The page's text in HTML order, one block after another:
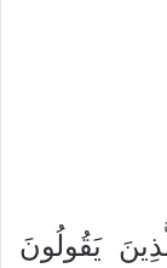
يَقُولُونَ